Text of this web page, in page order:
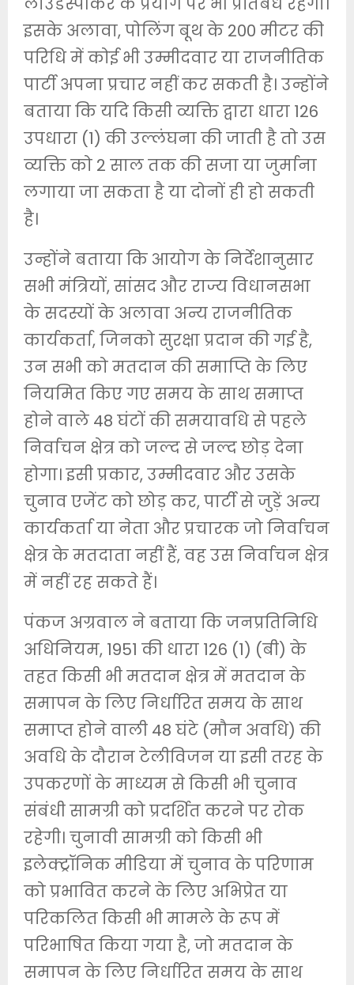
इसके अलावा, पोलिंग बूथ के 200 मीटर की
परिधि में कोई भी उम्मीदवार या राजनीतिक
पार्टी अपना प्रचार नहीं कर सकती है। उन्होंने
बताया कि यदि किसी व्यक्ति द्वारा धारा 126
उपधारा (1) की उल्लंघना की जाती है तो उस
व्यक्ति को 2 साल तक की सजा या जुर्माना
लगाया जा सकता है या दोनों ही हो सकती
है।
उन्होंने बताया कि आयोग के निर्देशानुसार
सभी मंत्रियों, सांसद और राज्य विधानसभा
के सदस्यों के अलावा अन्य राजनीतिक
कार्यकर्ता, जिनको सुरक्षा प्रदान की गई है,
उन सभी को मतदान की समाप्ति के लिए
नियमित किए गए समय के साथ समाप्त
होने वाले 48 घंटों की समयावधि से पहले
निर्वाचन क्षेत्र को जल्द से जल्द छोड़ देना
होगा। इसी प्रकार, उम्मीदवार और उसके
चुनाव एजेंट को छोड़ कर, पार्टी से जुड़ें अन्य
कार्यकर्ता या नेता और प्रचारक जो निर्वाचन
क्षेत्र के मतदाता नहीं हैं, वह उस निर्वाचन क्षेत्र
में नहीं रह सकते हैं।
पंकज अग्रवाल ने बताया कि जनप्रतिनिधि
अधिनियम, 1951 की धारा 126 (1) (बी) के
तहत किसी भी मतदान क्षेत्र में मतदान के
समापन के लिए निर्धारित समय के साथ
समाप्त होने वाली 48 घंटे (मौन अवधि) की
अवधि के दौरान टेलीविजन या इसी तरह के
उपकरणों के माध्यम से किसी भी चुनाव
संबंधी सामग्री को प्रदर्शित करने पर रोक
रहेगी। चुनावी सामग्री को किसी भी
इलेक्ट्रॉनिक मीडिया में चुनाव के परिणाम
को प्रभावित करने के लिए अभिप्रेत या
परिकलित किसी भी मामले के रूप में
परिभाषित किया गया है, जो मतदान के
समापन के लिए निर्धारित समय के साथ